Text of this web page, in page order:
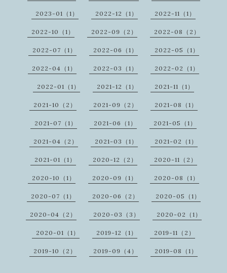
2023-01（1） 2022-12（1） 2022-11（1）
2022-10（1） 2022-09（2） 2022-08（2）
2022-07（1） 2022-06（1） 2022-05（1）
2022-04（1） 2022-03（1） 2022-02（1）
2022-01（1） 2021-12（1） 2021-11（1）
2021-10（2） 2021-09（2） 2021-08（1）
2021-07（1） 2021-06（1） 2021-05（1）
2021-04（2） 2021-03（1） 2021-02（1）
2021-01（1） 2020-12（2） 2020-11（2）
2020-10（1） 2020-09（1） 2020-08（1）
2020-07（1） 2020-06（2） 2020-05（1）
2020-04（2） 2020-03（3） 2020-02（1）
2020-01（1） 2019-12（1） 2019-11（2）
2019-10（2） 2019-09（4） 2019-08（1）